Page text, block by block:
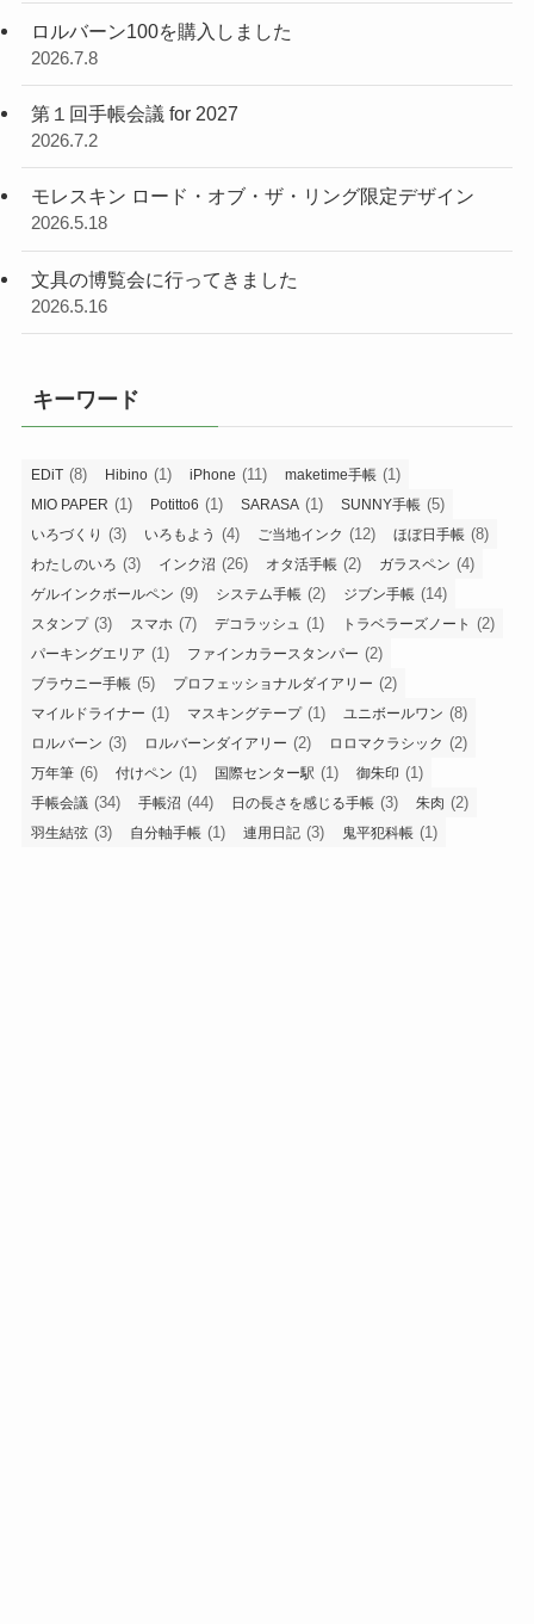
ロルバーン100を購入しました
2026.7.8
第１回手帳会議 for 2027
2026.7.2
モレスキン ロード・オブ・ザ・リング限定デザイン
2026.5.18
文具の博覧会に行ってきました
2026.5.16
キーワード
EDiT (8) Hibino (1) iPhone (11) maketime手帳 (1)
MIO PAPER (1) Potitto6 (1) SARASA (1) SUNNY手帳 (5)
いろづくり (3) いろもよう (4) ご当地インク (12) ほぼ日手帳 (8)
わたしのいろ (3) インク沼 (26) オタ活手帳 (2) ガラスペン (4)
ゲルインクボールペン (9) システム手帳 (2) ジブン手帳 (14)
スタンプ(3) スマホ (7) デコラッシュ (1) トラベラーズノート (2)
パーキングエリア (1) ファインカラースタンパー (2)
ブラウニー手帳 (5) プロフェッショナルダイアリー (2)
マイルドライナー (1) マスキングテープ(1) ユニボールワン (8)
ロルバーン (3) ロルバーンダイアリー (2) ロロマクラシック (2)
万年筆 (6) 付けペン (1) 国際センター駅 (1) 御朱印 (1)
手帳会議 (34) 手帳沼 (44) 日の長さを感じる手帳 (3) 朱肉 (2)
羽生結弦 (3) 自分軸手帳 (1) 連用日記 (3) 鬼平犯科帳 (1)